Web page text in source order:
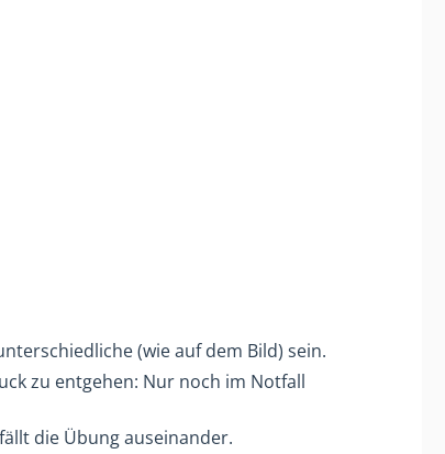
(wie auf dem Bild) sein.
zu entgehen: Nur noch im Notfall
die Übung auseinander.